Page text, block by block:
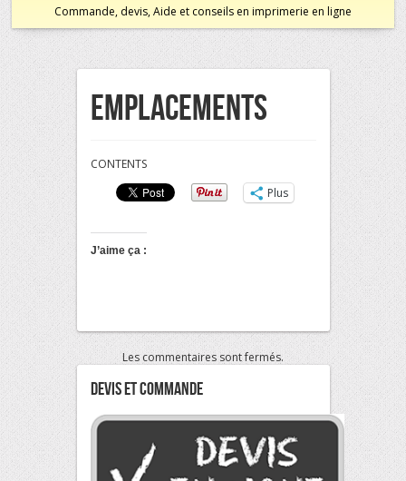
Commande, devis, Aide et conseils en imprimerie en ligne
Emplacements
CONTENTS
Plus
J’aime ça :
Les commentaires sont fermés.
Devis Et Commande